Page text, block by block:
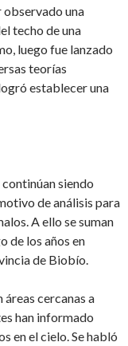
observado una
techo de una
luego fue lanzado
teorías
establecer una
siendo
de análisis para
A ello se suman
de los años en
de Biobío.
áreas cercanas a
han informado
en el cielo. Se habló